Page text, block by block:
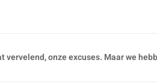
vervelend, onze excuses. Maar we